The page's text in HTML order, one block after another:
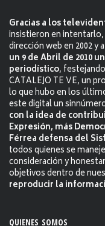
Gracias a los
insistieron en intentarlo,
dirección web en 2002 y
un 9 de Abril de 2010
periodístico,
CATALEJO TE VE, un
lo que hubo en los
este digital un
con la idea de
Expresión, más
Férrea defensa del
todos quienes se
consideración y
objetivos dentro de
reproducir la
QUIENES SOMOS